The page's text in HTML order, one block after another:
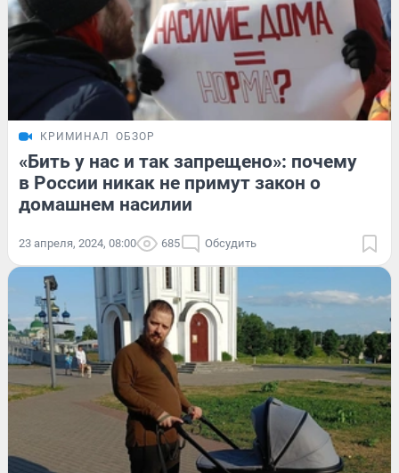
КРИМИНАЛ ОБЗОР
«Бить у нас и так запрещено»: почему
в России никак не примут закон о
домашнем насилии
23 апреля, 2024, 08:00 685 Обсудить